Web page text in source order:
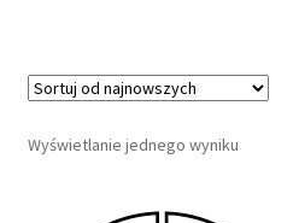
Wyświetlanie jednego wyniku